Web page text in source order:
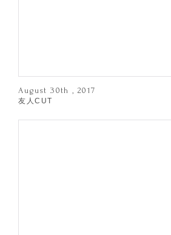
August 30th , 2017
友人CUT